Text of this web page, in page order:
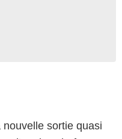
sortie quasi